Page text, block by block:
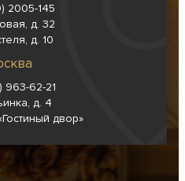
2005-145
д. 32
д. 10
963-62-21
д. 4
двор»